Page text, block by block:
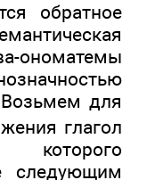
обратное
ономатемы
для
глагол
которого
следующим